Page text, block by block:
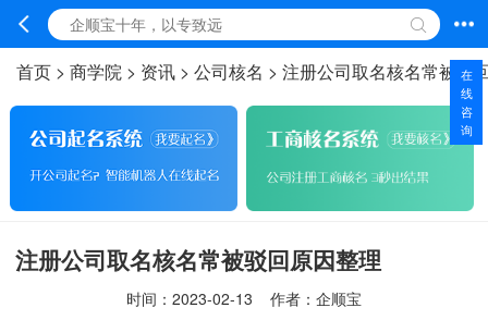
首页 > 商学院 > 资讯 > 公司核名 > 注册公司取名核名常被驳
注册公司取名核名常被驳回原因整理
时间： 2023-02-13 作者：企顺宝
在
线
咨
询